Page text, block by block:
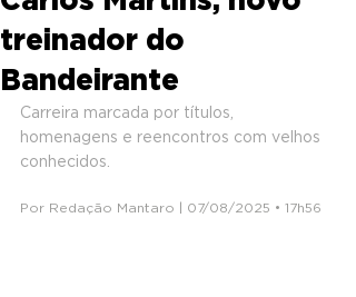
treinador do
Bandeirante
Carreira marcada por títulos,
homenagens e reencontros com velhos
conhecidos.
Por Redação Mantaro | 07/08/2025 • 17h56